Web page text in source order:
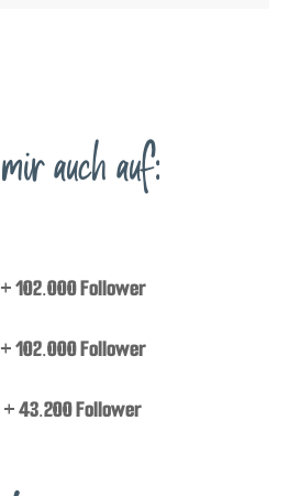
auch auf:
+ 102.000 Follower
+ 102.000 Follower
+ 43.200 Follower